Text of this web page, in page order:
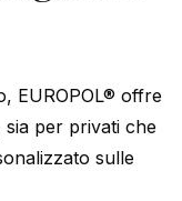
EUROPOL® offre
sia per privati che
sulle